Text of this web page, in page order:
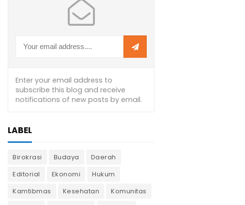
LABEL
Birokrasi Budaya
Daerah
Editorial
Ekonomi
Hukum
Kamtibmas
Kesehatan
Komunitas